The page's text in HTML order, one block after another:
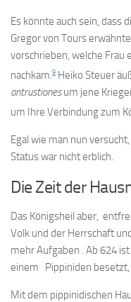
Es könnte auch sein, dass
Gregor von Tours
vorschrieben, welche Frau
nachkam.9 Heiko Steuer
antrustionesum jene
um Ihre Verbindung zum
Egal wie man nun
Status war nicht erblich.
Die Zeit der
Das Königsheil aber,
Volk und der Herrschaft
mehr Aufgaben . Ab 624
einem Pippiniden besetzt,
Mit dem pippinidischen